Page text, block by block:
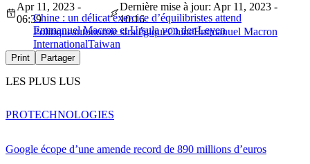
Chine : un délicat exercice d’équilibristes attend
Emmanuel Macron et Ursula von der Leyen
Apr 11, 2023 -
06:39
Dernière mise à jour: Apr 11, 2023 -
10:16
Politiqueautonomie stratégiqueChineEmmanuel Macron
InternationalTaiwan
Print Partager
LES PLUS LUS
Google écope d’une amende record de 890 millions d’euros
PROTECHNOLOGIES